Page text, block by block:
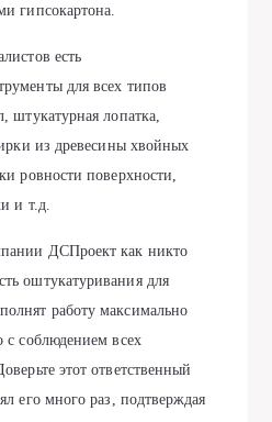
гипсокартона.
есть
для всех типов
штукатурная лопатка,
из древесины хвойных
ровности поверхности,
и т.д.
ДСПроект как никто
оштукатуривания для
работу максимально
соблюдением всех
этот ответственный
его много раз, подтверждая